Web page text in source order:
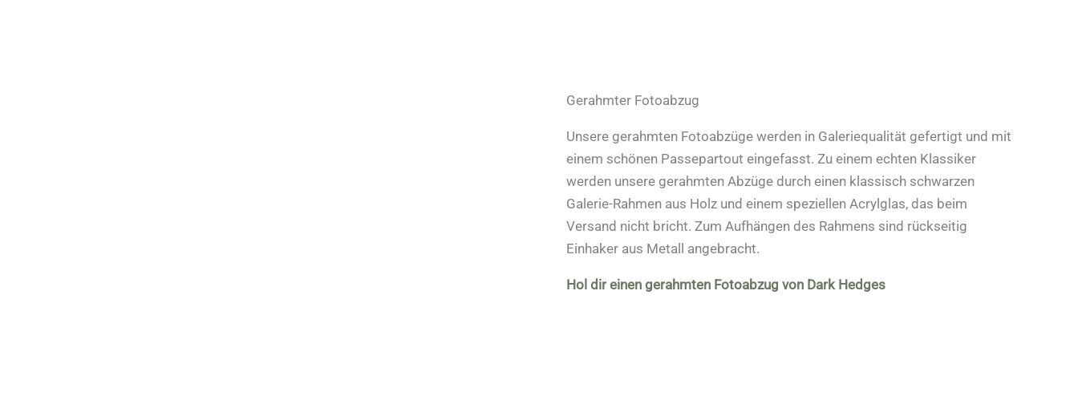
Gerahmter Fotoabzug
Unsere gerahmten Fotoabzüge werden in Galeriequalität gefertigt und mit
einem schönen Passepartout eingefasst. Zu einem echten Klassiker
werden unsere gerahmten Abzüge durch einen klassisch schwarzen
Galerie-Rahmen aus Holz und einem speziellen Acrylglas, das beim
Versand nicht bricht. Zum Aufhängen des Rahmens sind rückseitig
Einhaker aus Metall angebracht.
Hol dir einen gerahmten Fotoabzug von Dark Hedges